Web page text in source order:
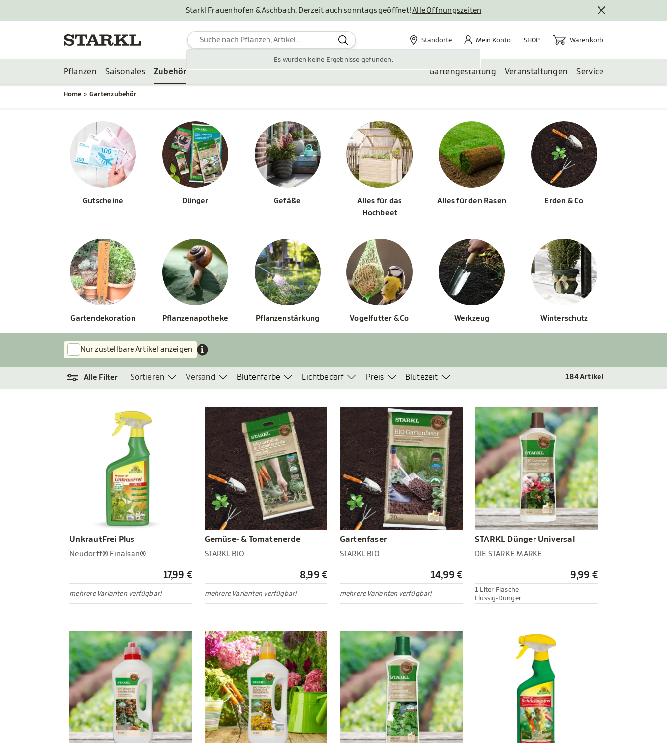
Starkl Frauenhofen & Aschbach: Derzeit auch sonntags geöffnet!Alle Öffnungszeiten
Es wurden keine Ergebnisse gefunden.
Standorte
Standorte Mein Konto
Mein Konto SHOP Warenkorb
Warenkorb
Pflanzen Saisonales Zubehör Gartengestaltung Veranstaltungen Service
Home Gartenzubehör
Gutscheine Dünger Gefäße
Alles für das
Hochbeet
Alles für den Rasen Erden & Co
Gartendekoration Pflanzenapotheke Pflanzenstärkung Vogelfutter & Co Werkzeug Winterschutz
Nur zustellbare Artikel anzeigen
Alle Filter Sortieren Versand Blütenfarbe Lichtbedarf Preis Blütezeit 184Artikel
UnkrautFrei Plus
Neudorff® Finalsan®
17,99 €
mehrere Varianten verfügbar!
Gemüse- & Tomatenerde
STARKL BIO
8,99 €
mehrere Varianten verfügbar!
Gartenfaser
STARKL BIO
14,99 €
mehrere Varianten verfügbar!
STARKL Dünger Universal
DIE STARKE MARKE
9,99 €
1 Liter Flasche
Flüssig-Dünger